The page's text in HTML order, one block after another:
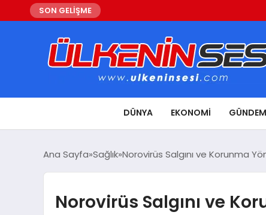
SON GELİŞME
DÜNYA EKONOMI GÜNDEM
Ana Sayfa Sağlık Norovirüs Salgını ve Korunma
Norovirüs Salgını ve